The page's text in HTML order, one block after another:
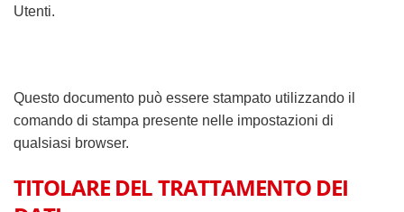
Utenti.
Questo documento può essere stampato utilizzando il
comando di stampa presente nelle impostazioni di
qualsiasi browser.
TITOLARE DEL TRATTAMENTO DEI